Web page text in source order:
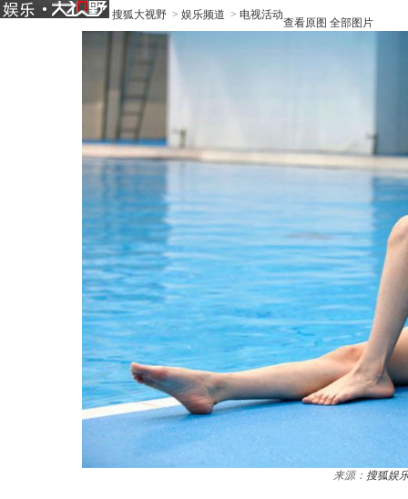
搜狐大视野 > 娱乐频道 > 电视活动
查看原图 全部图片
来源： 搜狐娱